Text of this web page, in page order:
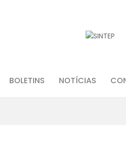
BOLETINS NOTÍCIASINÍCIO